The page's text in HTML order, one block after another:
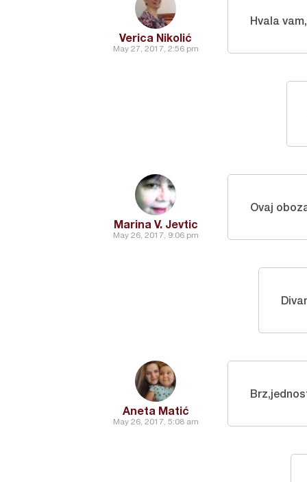
Verica Nikolić
May 27, 2017, 2:56 pm
Hvala
Marina V. Jevtic
May 26, 2017, 9:06 pm
Ovaj
Aneta Matić
May 26, 2017, 5:08 am